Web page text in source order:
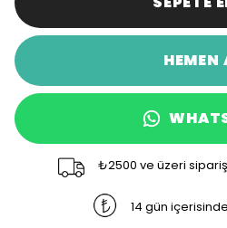
HEMEN
₺2500 ve üzeri
14 gün